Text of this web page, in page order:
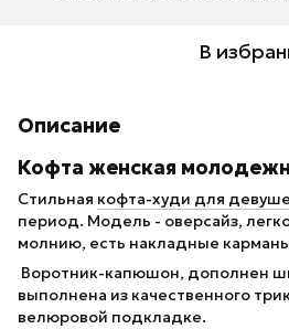
В
Описание
Кофта женская
Стильная кофта-худи для
период. Модель - оверсайз,
молнию, есть накладные
Воротник-капюшон, дополнен
выполнена из качественного
велюровой подкладке.